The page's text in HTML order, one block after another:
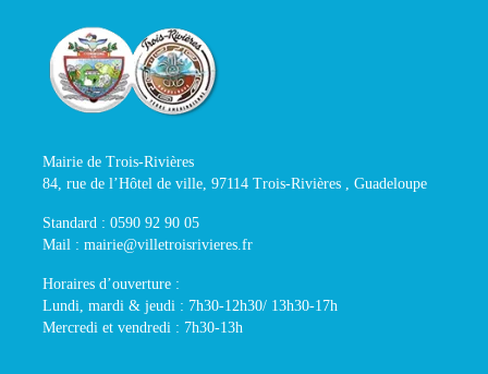
Mairie de Trois-Rivières
84, rue de l’Hôtel de ville, 97114 Trois-Rivières , Guadeloupe
Standard : 0590 92 90 05
Mail : mairie@villetroisrivieres.fr
Horaires d’ouverture :
Lundi, mardi & jeudi : 7h30-12h30/ 13h30-17h
Mercredi et vendredi : 7h30-13h